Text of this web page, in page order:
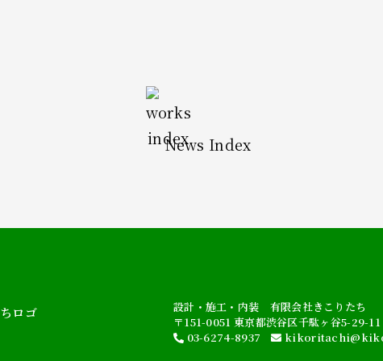
News Index
設計・施工・内装 有限会社きこりたち
〒151-0051 東京都渋谷区千駄ヶ谷5-29-
03-6274-8937